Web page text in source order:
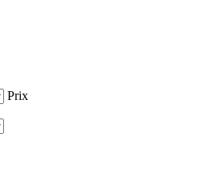
Prix